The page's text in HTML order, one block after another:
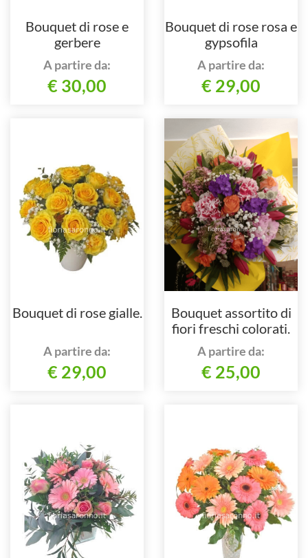
Bouquet di rose e
gerbere
A partire da:
€ 30,00
Bouquet di rose rosa e
gypsofila
A partire da:
€ 29,00
Bouquet di rose gialle.
A partire da:
€ 29,00
Bouquet assortito di
fiori freschi colorati.
A partire da:
€ 25,00